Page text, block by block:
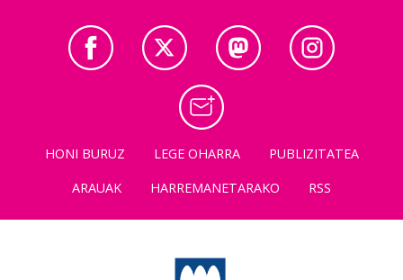
HONI BURUZ LEGE OHARRA
PUBLIZITATEA
ARAUAK
HARREMANETARAKO RSS